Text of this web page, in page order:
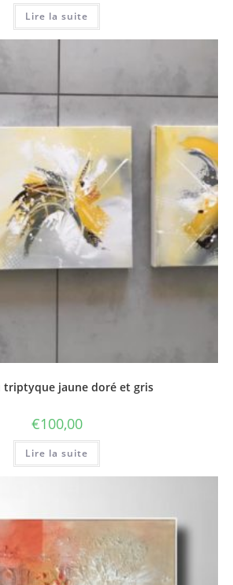
Lire la suite
triptyque jaune doré et gris
€100,00
Lire la suite